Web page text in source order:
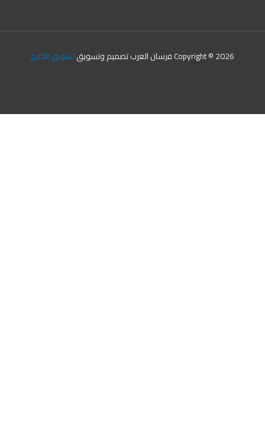
Copyright © 2026 فرسان العرب تصميم وتسويق تسويق الخليج